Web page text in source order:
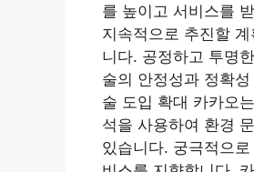
를 높이고 서비스를
지속적으로 추진할
니다. 공정하고 투명
술의 안정성과 정확
술 도입 확대 카카오
석을 사용하여 환경
있습니다. 궁극적으